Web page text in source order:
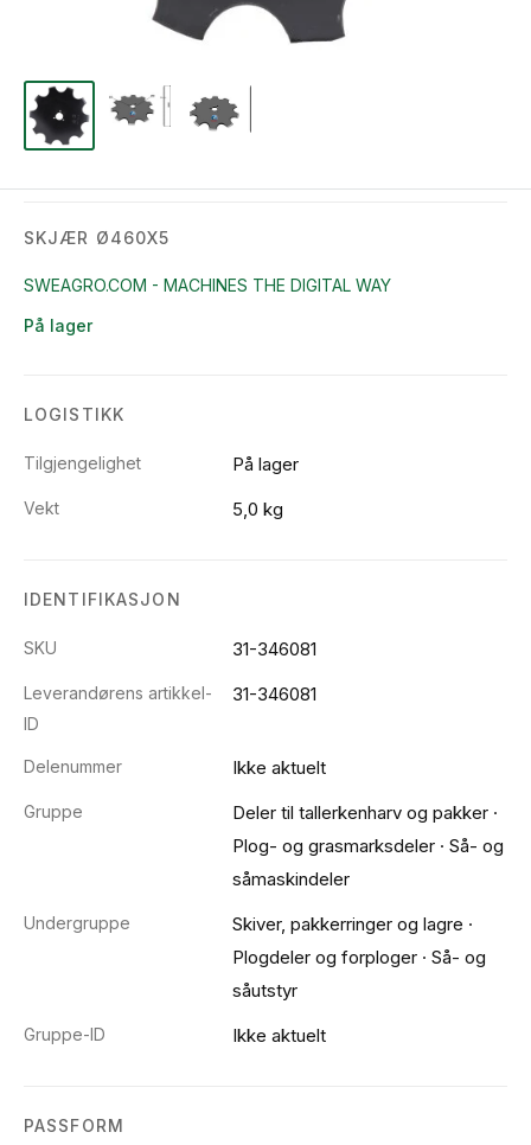
SKJÆR Ø460X5
SWEAGRO.COM - MACHINES THE DIGITAL WAY
På lager
LOGISTIKK
Tilgjengelighet På lager
Vekt 5,0 kg
IDENTIFIKASJON
SKU 31-346081
Leverandørens artikkel-
ID
31-346081
Delenummer Ikke aktuelt
Gruppe Deler til tallerkenharv og pakker ·
Plog- og grasmarksdeler · Så- og
såmaskindeler
Undergruppe Skiver, pakkerringer og lagre ·
Plogdeler og forploger · Så- og
såutstyr
Gruppe-ID Ikke aktuelt
PASSFORM